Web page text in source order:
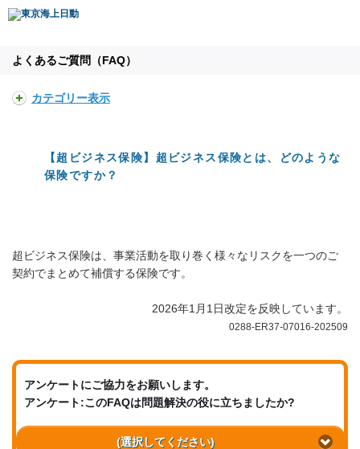
よくあるご質問（FAQ）
カテゴリー表示
【超ビジネス保険】超ビジネス保険とは、どのような
保険ですか？
超ビジネス保険は、事業活動を取り巻く様々なリスクを一つのご
契約でまとめて補償する保険です。
2026年1月1日改定を反映しています。
0288-ER37-07016-202509
アンケートにご協力をお願いします。
アンケート:このFAQは問題解決の役に立ちましたか?
(選択してください)